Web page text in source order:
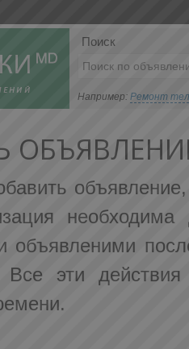
Поиск
Например: Ремонт
объявленими
Все эти